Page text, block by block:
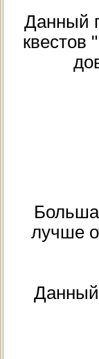
Данный
квестов
лучше
Данный